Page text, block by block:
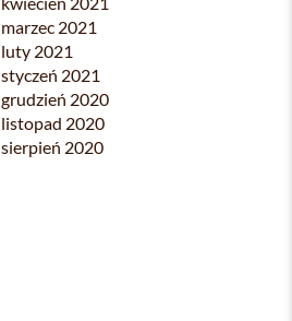
marzec 2021
luty 2021
styczeń 2021
grudzień 2020
listopad 2020
sierpień 2020